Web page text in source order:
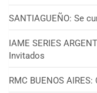
SANTIAGUEÑO: Se
IAME SERIES
Invitados
RMC BUENOS